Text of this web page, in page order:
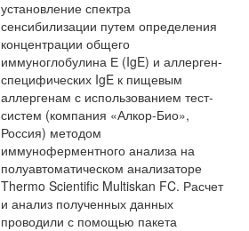
установление спектра
сенсибилизации путем определения
концентрации общего
иммуноглобулина Е (IgE) и аллерген-
специфических IgE к пищевым
аллергенам с использованием тест-
систем (компания «Алкор-Био»,
Россия) методом
иммуноферментного анализа на
полуавтоматическом анализаторе
Thermo Scientific Multiskan FC. Расчет
и анализ полученных данных
проводили с помощью пакета